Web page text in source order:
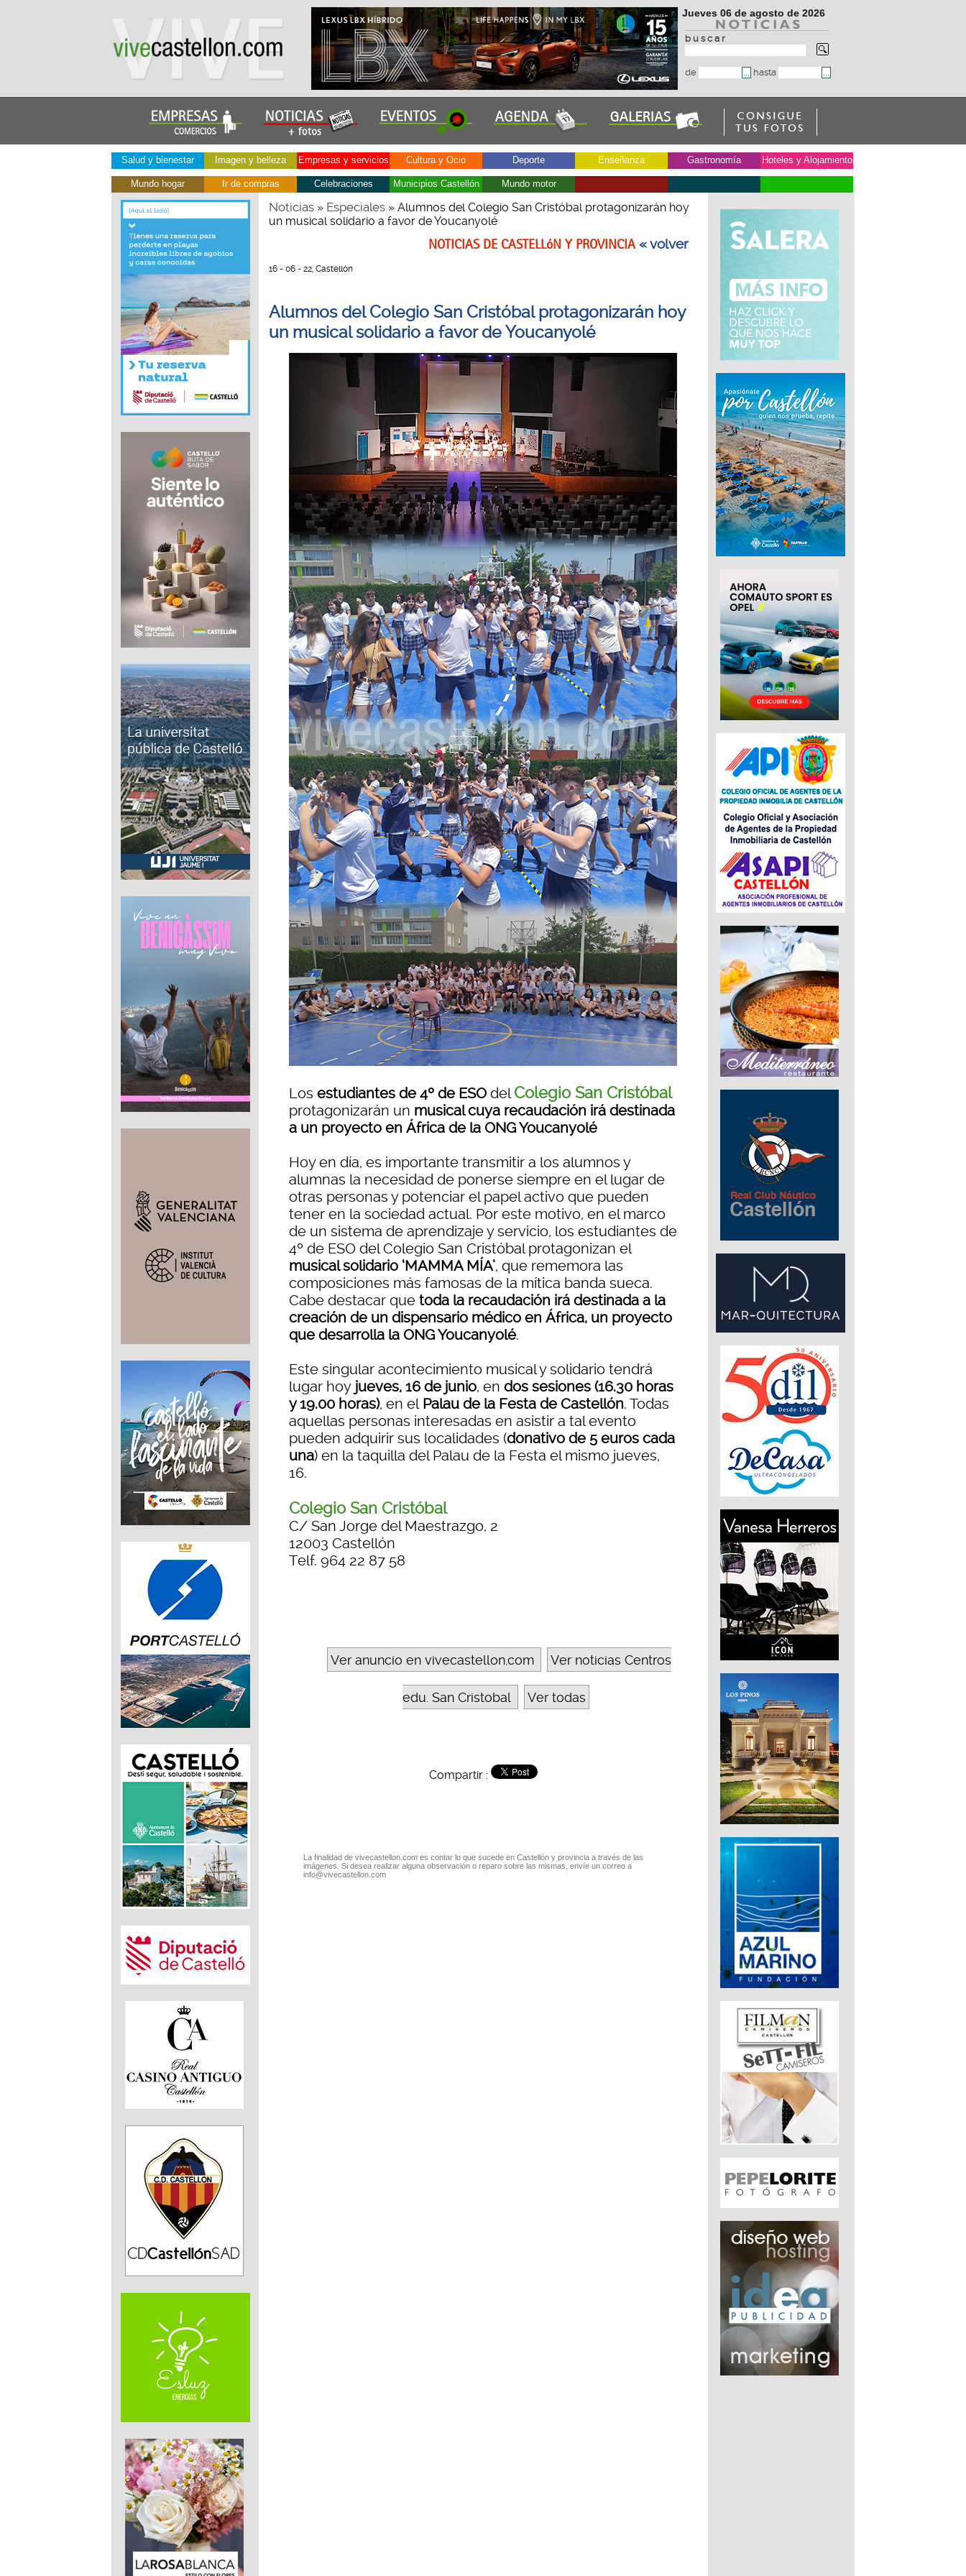
Jueves 06 de agosto de 2026
b u s c a r
de hasta
Salud y bienestar Imagen y belleza Empresas y servicios Cultura y Ocio Deporte Enseñanza Gastronomía Hoteles y Alojamiento
Mundo hogar Ir de compras Celebraciones Municipios Castellón Mundo motor
Noticias» Especiales» Alumnos del Colegio San Cristóbal protagonizarán hoy
un musical solidario a favor de Youcanyolé
NOTICIAS DE CASTELLóN Y PROVINCIA« volver
16 - 06 - 22, Castellón
Alumnos del Colegio San Cristóbal protagonizarán hoy
un musical solidario a favor de Youcanyolé
Los estudiantes de 4º de ESO delColegio San Cristóbal
protagonizarán un musical cuya recaudación irá destinada
a un proyecto en África de la ONG Youcanyolé
Hoy en día, es importante transmitir a los alumnos y
alumnas la necesidad de ponerse siempre en el lugar de
otras personas y potenciar el papel activo que pueden
tener en la sociedad actual. Por este motivo, en el marco
de un sistema de aprendizaje y servicio, los estudiantes de
4º de ESO del Colegio San Cristóbal protagonizan el
musical solidario ‘MAMMA MÍA’, que rememora las
composiciones más famosas de la mítica banda sueca.
Cabe destacar que toda la recaudación irá destinada a la
creación de un dispensario médico en África, un proyecto
que desarrolla la ONG Youcanyolé.
Este singular acontecimiento musical y solidario tendrá
lugar hoy jueves, 16 de junio, en dos sesiones (16.30 horas
y 19.00 horas), en elPalau de la Festa de Castellón. Todas
aquellas personas interesadas en asistir a tal evento
pueden adquirir sus localidades (donativo de 5 euros cada
una) en la taquilla del Palau de la Festa el mismo jueves,
16.
Colegio San Cristóbal
C/ San Jorge del Maestrazgo, 2
12003 Castellón
Telf. 964 22 87 58
Ver anuncio en vivecastellon.com Ver noticias Centros
edu. San Cristobal Ver todas
Compartir :
La finalidad de vivecastellon.com es contar lo que sucede en Castellón y provincia a través de las
imágenes. Si desea realizar alguna observación o reparo sobre las mismas, envíe un correo a
info@vivecastellon.com